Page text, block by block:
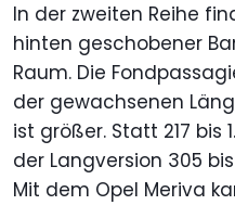
In der zweiten Reihe
hinten geschobener
Raum. Die
der gewachsenen
ist größer. Statt 217 bis
der Langversion 305
Mit dem Opel Meriva